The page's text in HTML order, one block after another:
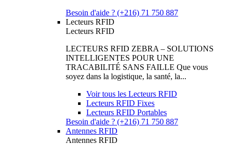
Besoin d'aide ? (+216) 71 750 887
Lecteurs RFID
Lecteurs RFID
LECTEURS RFID ZEBRA – SOLUTIONS
INTELLIGENTES POUR UNE
TRACABILITÉ SANS FAILLE Que vous
soyez dans la logistique, la santé, la...
Voir tous les Lecteurs RFID
Lecteurs RFID Fixes
Lecteurs RFID Portables
Besoin d'aide ? (+216) 71 750 887
Antennes RFID
Antennes RFID